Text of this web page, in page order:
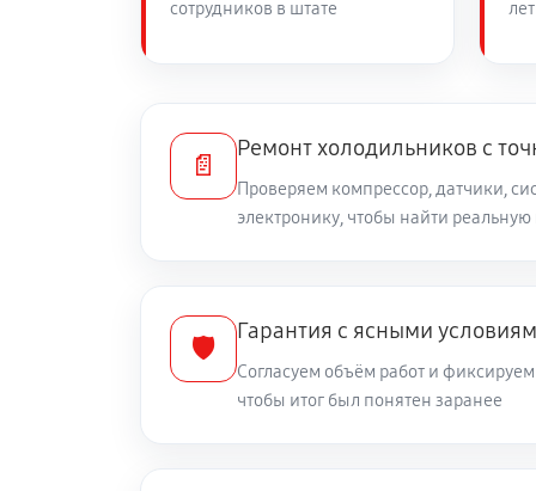
сотрудников в штате
📄
Ремонт холодильников с
Проверяем компрессор, датчики,
электронику, чтобы найти
🛡️
Гарантия с ясными
Согласуем объём работ и
чтобы итог был понятен заранее